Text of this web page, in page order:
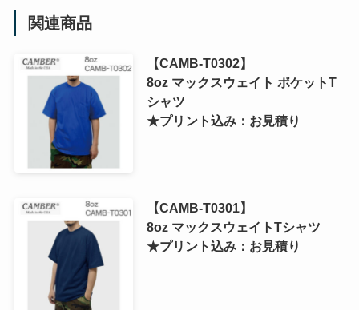
関連商品
【CAMB-T0302】
8oz マックスウェイト ポケットT
シャツ
★プリント込み：お見積り
【CAMB-T0301】
8oz マックスウェイトTシャツ
★プリント込み：お見積り